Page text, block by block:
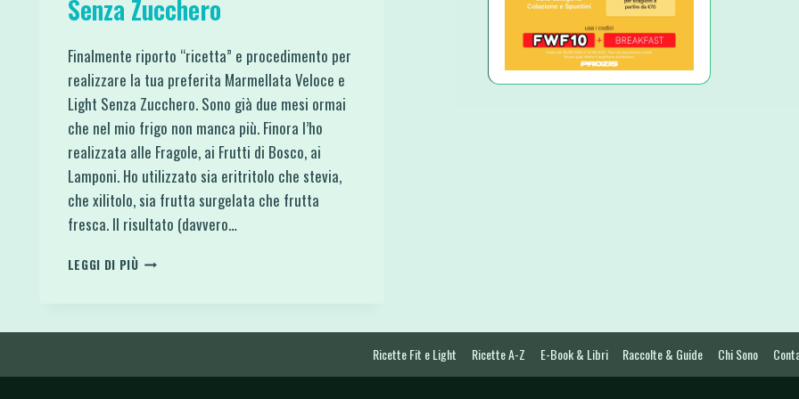
Senza Zucchero
Finalmente riporto “ricetta” e procedimento per
realizzare la tua preferita Marmellata Veloce e
Light Senza Zucchero. Sono già due mesi ormai
che nel mio frigo non manca più. Finora l’ho
realizzata alle Fragole, ai Frutti di Bosco, ai
Lamponi. Ho utilizzato sia eritritolo che stevia,
che xilitolo, sia frutta surgelata che frutta
fresca. Il risultato (davvero…
LEGGI DI PIÙMARMELLATA
SENZA
Ricette Fit e Light Ricette A-Z E-Book & Libri Raccolte & Guide Chi Sono